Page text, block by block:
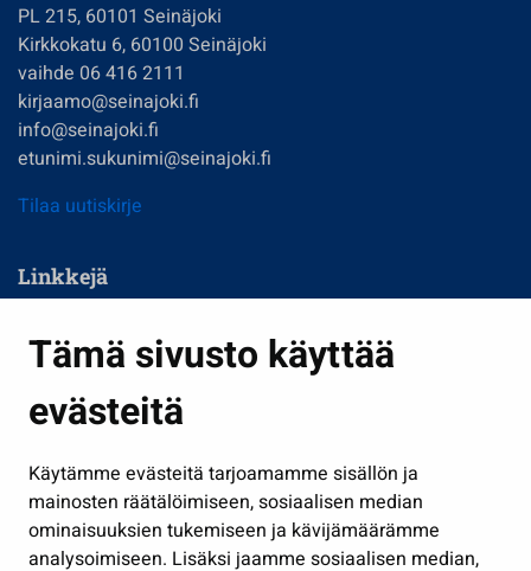
Tämä sivusto käyttää
evästeitä
Käytämme evästeitä tarjoamamme sisällön ja
mainosten räätälöimiseen, sosiaalisen median
ominaisuuksien tukemiseen ja kävijämäärämme
analysoimiseen. Lisäksi jaamme sosiaalisen median,
PL 215, 60101 Seinäjoki
Kirkkokatu 6, 60100 Seinäjoki
vaihde 06 416 2111
kirjaamo@seinajoki.fi
info@seinajoki.fi
etunimi.sukunimi@seinajoki.fi
Tilaa uutiskirje
Linkkejä
Kasvatus ja opetus
Kulttuuri ja liikunta
Työ ja yrittäminen
Osallistu ja asioi